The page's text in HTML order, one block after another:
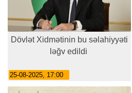
Dövlət Xidmətinin bu səlahiyyəti
ləğv edildi
25-08-2025, 17:00